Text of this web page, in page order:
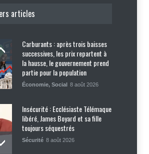
articles
Carburants : après trois baisses
successives, les prix repartent à
la hausse, le gouvernement prend
partie pour la population
Économie, Social 8 août 2026
Insécurité : Ecclésiaste Télémaque
libéré, James Boyard et sa fille
toujours séquestrés
Sécurité 8 août 2026